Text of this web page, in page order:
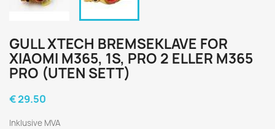
GULL XTECH BREMSEKLAVE FOR
XIAOMI M365, 1S, PRO 2 ELLER M365
PRO (UTEN SETT)
€ 29.50
Inklusive MVA